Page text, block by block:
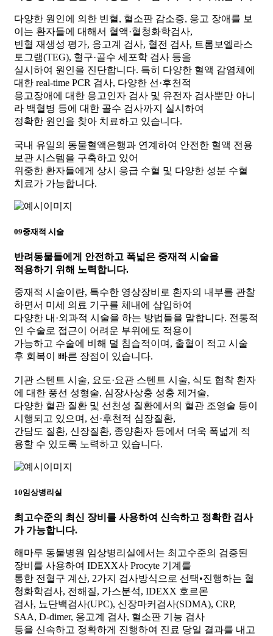
다양한 원인에 의한 빈혈, 혈소판 감소증, 응고 장애를 보
이는 환자들에 대해서 혈액·혈청화학검사,
빈혈 재생성 평가, 응고계 검사, 혈전 검사, 트롬보엘라스
토그램(TEG), 혈구·골수 세포학 검사 등을
실시하여 원인을 진단합니다. 특히 다양한 혈액 감염체에
대한 real-time PCR 검사, 다양한 선·후천적
응고장애에 대한 응고인자 검사 및 유전자 검사뿐만 아니
라 백혈병 등에 대한 골수 검사까지 실시하여
정확한 원인을 찾아 치료하고 있습니다.
국내 유일의 동물혈액은행과 연계하여 안전한 혈액 전용
보관 시스템을 구축하고 있어
위중한 환자들에게 상시 응급 수혈 및 다양한 성분 수혈
치료가 가능합니다.
09중재적 시술
반려동물들에게 안전하고 폭넓은 중재적 시술을
적용하기 위해 노력합니다.
중재적 시술이란, 특수한 영상장비로 환자의 내부를 관찰
하면서 미세 의료 기구를 체내에 삽입하여
다양한 내·외과적 시술을 하는 방법들을 말합니다. 전통적
인 수술로 접근이 어려운 부위에도 적용이
가능하고 수술에 비해 덜 침습적이며, 출혈이 적고 시술
후 회복이 빠른 장점이 있습니다.
기관 스텐트 시술, 요도·요관 스텐트 시술, 식도 협착 환자
에 대한 풍선 성형술, 심장사상충 성충 제거술,
다양한 혈관 질환 및 선천성 질환에서의 혈관 조영술 등이
시행되고 있으며, 선·후천적 심장질환,
간담도 질환, 신장질환, 종양환자 등에서 더욱 폭넓게 적
용할 수 있도록 노력하고 있습니다.
10임상병리실
최고수준의 최신 장비를 사용하여 신속하고 정확한 검사
가 가능합니다.
해마루 동물병원 임상병리실에서는 최고수준의 검증된
장비를 사용하여 IDEXX사 Procyte 기계를
통한 전혈구 계산, 2가지 검사방식으로 선택•진행하는 혈
청화학검사, 전해질, 가스분석, IDEXX 호르몬
검사, 뇨단백검사(UPC), 신장마커검사(SDMA), CRP,
SAA, D-dimer, 응고계 검사, 혈소판 기능 검사
등을 신속하고 정확하게 진행하여 진료 당일 결과를 내고